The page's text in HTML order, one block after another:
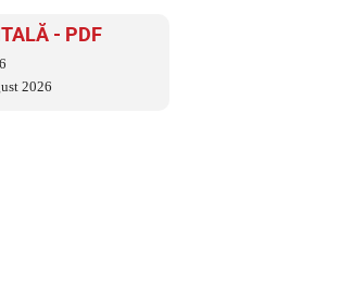
- PDF
2026